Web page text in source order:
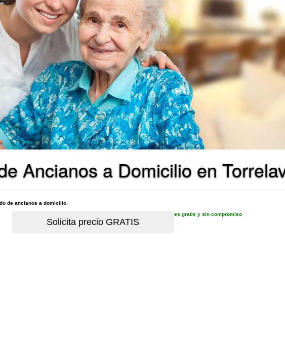
Ancianos a Domicilio en
de ancianos a domicilio
es gratis y sin compromiso